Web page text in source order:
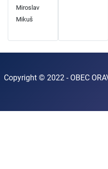
Miroslav
Mikuš
Copyright © 2022 - OBEC